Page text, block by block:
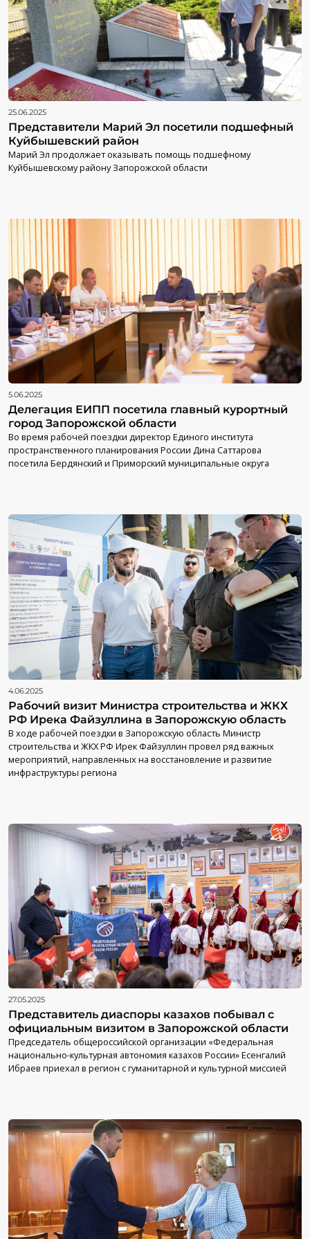
25.06.2025
Представители Марий Эл посетили подшефный
Куйбышевский район
Марий Эл продолжает оказывать помощь подшефному
Куйбышевскому району Запорожской области
5.06.2025
Делегация ЕИПП посетила главный курортный
город Запорожской области
Во время рабочей поездки директор Единого института
пространственного планирования России Дина Саттарова
посетила Бердянский и Приморский муниципальные округа
4.06.2025
Рабочий визит Министра строительства и ЖКХ
РФ Ирека Файзуллина в Запорожскую область
В ходе рабочей поездки в Запорожскую область Министр
строительства и ЖКХ РФ Ирек Файзуллин провел ряд важных
мероприятий, направленных на восстановление и развитие
инфраструктуры региона
27.05.2025
Представитель диаспоры казахов побывал с
официальным визитом в Запорожской области
Председатель общероссийской организации «Федеральная
национально-культурная автономия казахов России» Есенгалий
Ибраев приехал в регион с гуманитарной и культурной миссией